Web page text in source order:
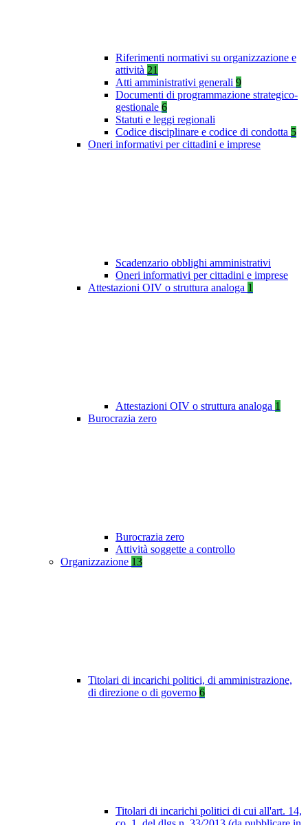
Riferimenti normativi su organizzazione e
attività 21
Atti amministrativi generali 9
Documenti di programmazione strategico-
gestionale 6
Statuti e leggi regionali
Codice disciplinare e codice di condotta 5
Oneri informativi per cittadini e imprese
Scadenzario obblighi amministrativi
Oneri informativi per cittadini e imprese
Attestazioni OIV o struttura analoga 1
Attestazioni OIV o struttura analoga 1
Burocrazia zero
Burocrazia zero
Attività soggette a controllo
Organizzazione 13
Titolari di incarichi politici, di amministrazione,
di direzione o di governo 6
Titolari di incarichi politici di cui all'art. 14,